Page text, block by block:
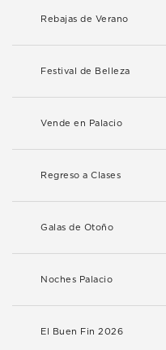
Rebajas de Verano
Festival de Belleza
Vende en Palacio
Regreso a Clases
Galas de Otoño
Noches Palacio
El Buen Fin 2026